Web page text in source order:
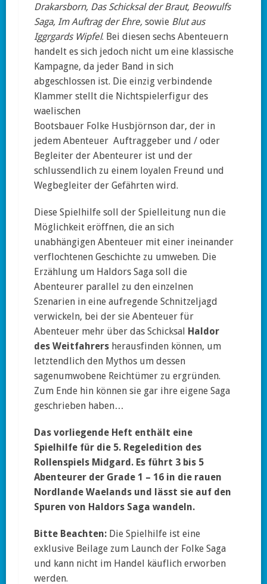
Drakarsborn, Das Schicksal der Braut, Beowulfs
Saga, Im Auftrag der Ehre, sowie Blut aus
Iggrgards Wipfel. Bei diesen sechs Abenteuern
handelt es sich jedoch nicht um eine klassische
Kampagne, da jeder Band in sich
abgeschlossen ist. Die einzig verbindende
Klammer stellt die Nichtspielerfigur des
waelischen
Bootsbauer Folke Husbjörnson dar, der in
jedem Abenteuer Auftraggeber und / oder
Begleiter der Abenteurer ist und der
schlussendlich zu einem loyalen Freund und
Wegbegleiter der Gefährten wird.
Diese Spielhilfe soll der Spielleitung nun die
Möglichkeit eröffnen, die an sich
unabhängigen Abenteuer mit einer ineinander
verflochtenen Geschichte zu umweben. Die
Erzählung um Haldors Saga soll die
Abenteurer parallel zu den einzelnen
Szenarien in eine aufregende Schnitzeljagd
verwickeln, bei der sie Abenteuer für
Abenteuer mehr über das Schicksal Haldor
des Weitfahrers herausfinden können, um
letztendlich den Mythos um dessen
sagenumwobene Reichtümer zu ergründen.
Zum Ende hin können sie gar ihre eigene Saga
geschrieben haben…
Das vorliegende Heft enthält eine
Spielhilfe für die 5. Regeledition des
Rollenspiels Midgard. Es führt 3 bis 5
Abenteurer der Grade 1 – 16 in die rauen
Nordlande Waelands und lässt sie auf den
Spuren von Haldors Saga wandeln.
Bitte Beachten: Die Spielhilfe ist eine
exklusive Beilage zum Launch der Folke Saga
und kann nicht im Handel käuflich erworben
werden.